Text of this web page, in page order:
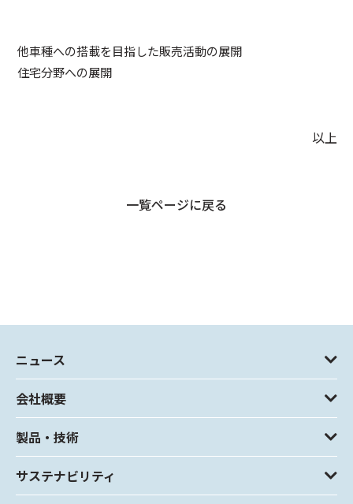
他車種への搭載を目指した販売活動の展開
住宅分野への展開
以上
一覧ページに戻る
ニュース
会社概要
製品・技術
サステナビリティ